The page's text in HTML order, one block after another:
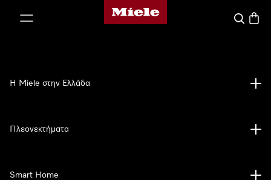
Αρχική σελίδα της Miele
Η Miele στην Ελλάδα
Πλεονεκτήματα
Smart Home